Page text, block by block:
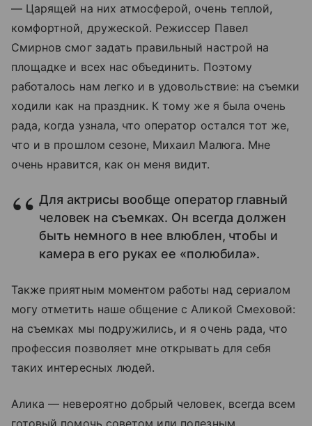
— Царящей на них атмосферой, очень теплой,
комфортной, дружеской. Режиссер Павел
Смирнов смог задать правильный настрой на
площадке и всех нас объединить. Поэтому
работалось нам легко и в удовольствие: на съемки
ходили как на праздник. К тому же я была очень
рада, когда узнала, что оператор остался тот же,
что и в прошлом сезоне, Михаил Малюга. Мне
очень нравится, как он меня видит.
Для актрисы вообще оператор главный
человек на съемках. Он всегда должен
быть немного в нее влюблен, чтобы и
камера в его руках ее «полюбила».
Также приятным моментом работы над сериалом
могу отметить наше общение с Аликой Смеховой:
на съемках мы подружились, и я очень рада, что
профессия позволяет мне открывать для себя
таких интересных людей.
Алика — невероятно добрый человек, всегда всем
готовый помочь советом или полезным